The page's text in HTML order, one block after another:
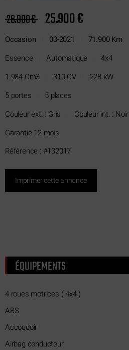
26.900 € 25.900 €
Occasion 03-2021
71.900 Km
Essence
Automatique
4x4
1.984 Cm3
310 CV
228 kW
5 portes
5 places
Couleur ext. : Gris
Couleur int. : Noir
Garantie 12 mois
Référence : #132017
Imprimer cette annonce
ÉQUIPEMENTS
4 roues motrices ( 4x4 )
ABS
Accoudoir
Airbag conducteur